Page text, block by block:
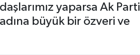
yaparsa Ak Parti
büyük bir özveri ve